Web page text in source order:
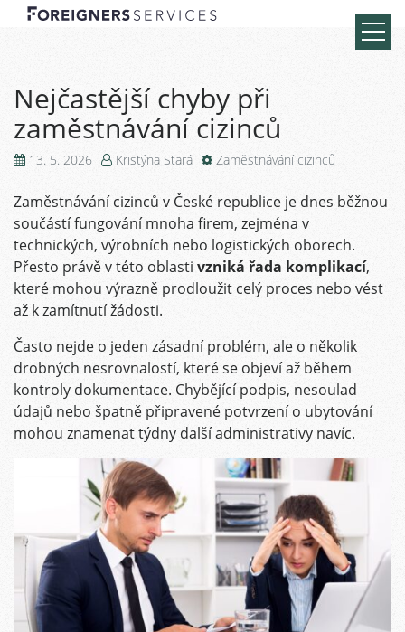
Nejčastější chyby při
zaměstnávání cizinců
13. 5. 2026 Kristýna Stará Zaměstnávání cizinců
Zaměstnávání cizinců v České republice je dnes běžnou
součástí fungování mnoha firem, zejména v
technických, výrobních nebo logistických oborech.
Přesto právě v této oblasti vzniká řada komplikací,
které mohou výrazně prodloužit celý proces nebo vést
až k zamítnutí žádosti.
Často nejde o jeden zásadní problém, ale o několik
drobných nesrovnalostí, které se objeví až během
kontroly dokumentace. Chybějící podpis, nesoulad
údajů nebo špatně připravené potvrzení o ubytování
mohou znamenat týdny další administrativy navíc.